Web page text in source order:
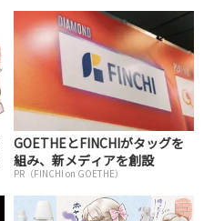
GOETHEとFINCHIがタッグを
組み、新メディアを創設
PR（FINCHI on GOETHE）